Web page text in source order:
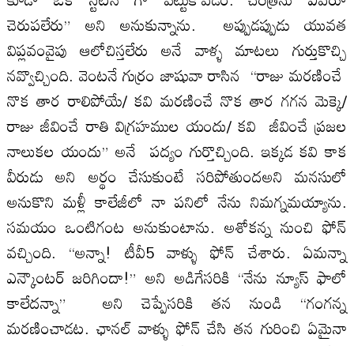
చెరుపలేరు” అని అనుకున్నాను. అప్పుడప్పుడు యువత
విప్లవంవైపు ఆలోచిస్తలేరు అనే వాళ్ళ మాటలు గుర్తుకొచ్చి
నవ్వొచ్చింది. వెంటనే గుర్రం జాషువా రాసిన “రాజు మరణించే
నొక తార రాలిపోయే/ కవి మరణించే నొక తార గగన మెక్కె/
రాజు జీవించే రాతి విగ్రహముల యందు/ కవి జీవించే ప్రజల
నాలుకల యందు” అనే పద్యం గుర్తొచ్చింది. ఇక్కడ కవి కాక
వీరుడు అని అర్థం చేసుకుంటే సరిపోతుందఅని మనసులో
అనుకొని మళ్లీ కాలేజీలో నా పనిలో నేను నిమగ్నమయ్యాను.
సమయం ఒంటిగంట అనుకుంటాను. అశోకన్న నుంచి ఫోన్
వచ్చింది. “అన్నా! టీవీ5 వాళ్ళు ఫోన్ చేశారు. ఏమన్నా
ఎన్కౌంటర్ జరిగిందా!” అని అడిగేసరికి “నేను న్యూస్ ఫాలో
కాలేదన్నా” అని చెప్పేసరికి తన నుండి “గంగన్న
మరణించాడట. ఛానల్ వాళ్ళు ఫోన్ చేసి తన గురించి ఏమైనా